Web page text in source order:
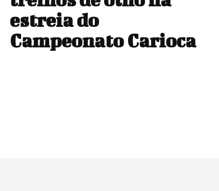
estreia do
Campeonato Carioca